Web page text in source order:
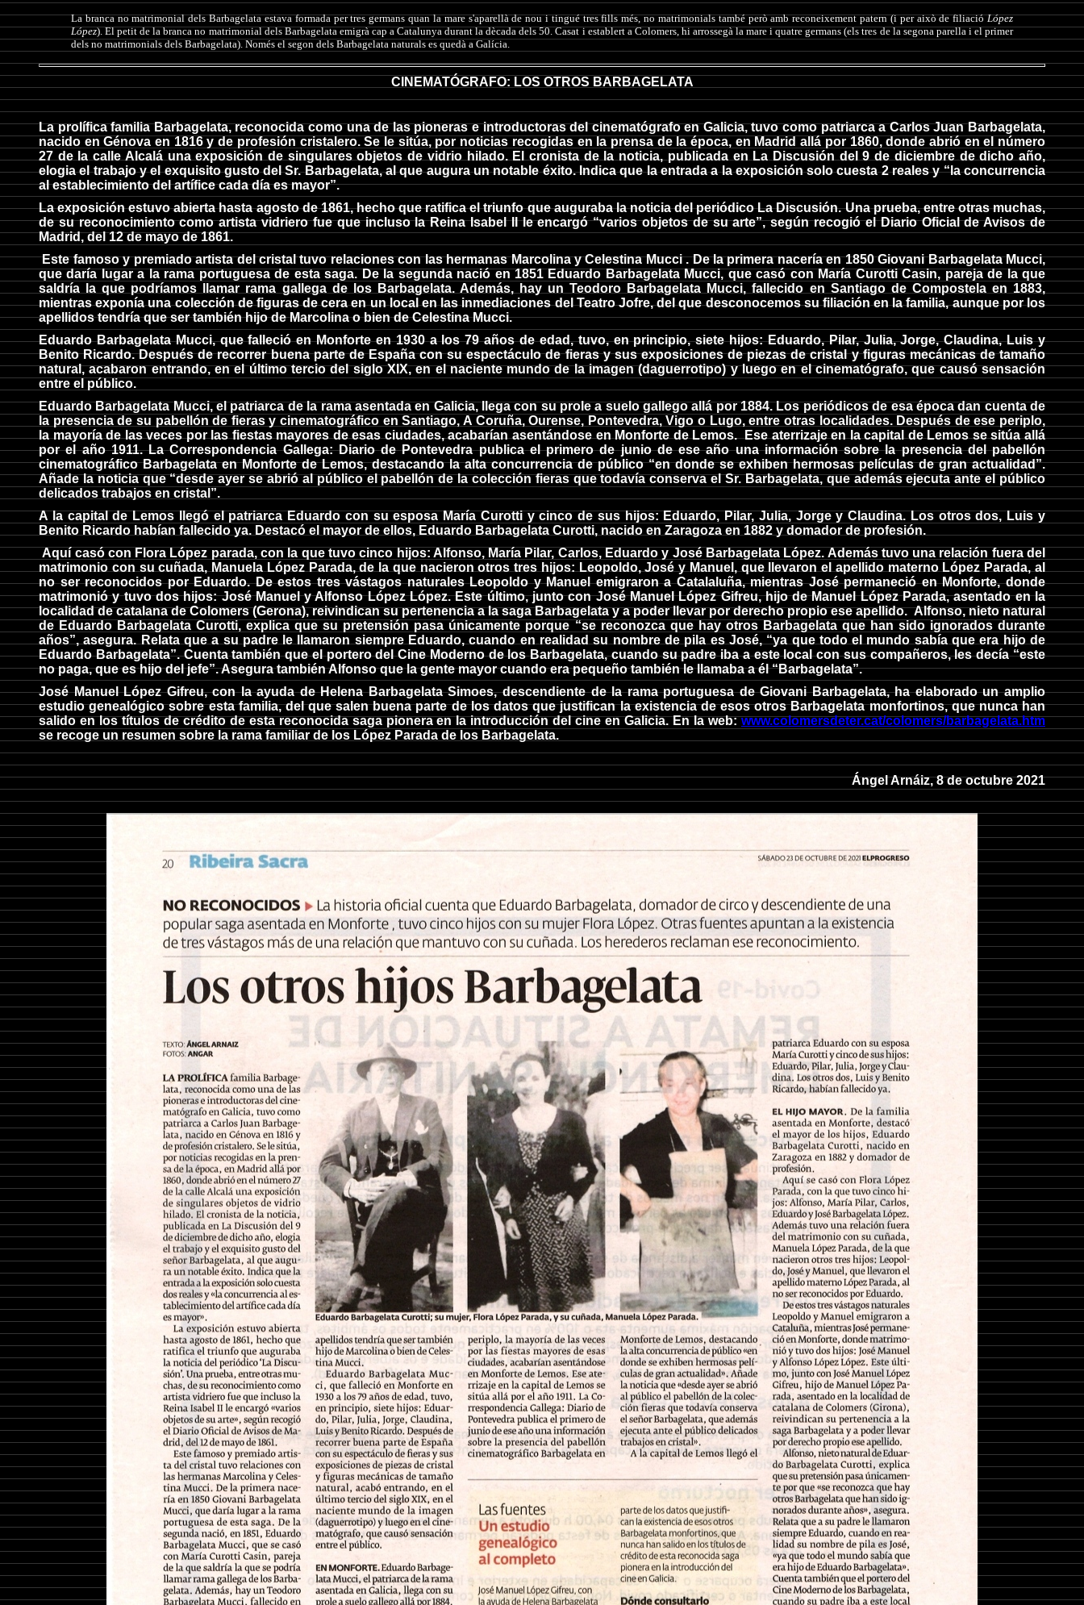
La branca no matrimonial dels Barbagelata estava formada per tres germans quan la mare s'aparellà de nou i tingué tres fills més, no matrimonials també però amb reconeixement patern (i per això de filiacióLópez
López). El petit de la branca no matrimonial dels Barbagelata emigrà cap a Catalunya durant la dècada dels 50. Casat i establert a Colomers, hi arrossegà la mare i quatre germans (els tres de la segona parella i el primer
dels no matrimonials dels Barbagelata). Només el segon dels Barbagelata naturals es quedà a Galícia.
CINEMATÓGRAFO: LOS OTROS BARBAGELATA
La prolífica familia Barbagelata, reconocida como una de las pioneras e introductoras del cinematógrafo en Galicia, tuvo como patriarca a Carlos Juan Barbagelata,
nacido en Génova en 1816 y de profesión cristalero. Se le sitúa, por noticias recogidas en la prensa de la época, en Madrid allá por 1860, donde abrió en el número
27 de la calle Alcalá una exposición de singulares objetos de vidrio hilado. El cronista de la noticia, publicada en La Discusión del 9 de diciembre de dicho año,
elogia el trabajo y el exquisito gusto del Sr. Barbagelata, al que augura un notable éxito. Indica que la entrada a la exposición solo cuesta 2 reales y “la concurrencia
al establecimiento del artífice cada día es mayor”.
La exposición estuvo abierta hasta agosto de 1861, hecho que ratifica el triunfo que auguraba la noticia del periódico La Discusión. Una prueba, entre otras muchas,
de su reconocimiento como artista vidriero fue que incluso la Reina Isabel II le encargó “varios objetos de su arte”, según recogió el Diario Oficial de Avisos de
Madrid, del 12 de mayo de 1861.
Este famoso y premiado artista del cristal tuvo relaciones con las hermanas Marcolina y Celestina Mucci . De la primera nacería en 1850 Giovani Barbagelata Mucci,
que daría lugar a la rama portuguesa de esta saga. De la segunda nació en 1851 Eduardo Barbagelata Mucci, que casó con María Curotti Casin, pareja de la que
saldría la que podríamos llamar rama gallega de los Barbagelata. Además, hay un Teodoro Barbagelata Mucci, fallecido en Santiago de Compostela en 1883,
mientras exponía una colección de figuras de cera en un local en las inmediaciones del Teatro Jofre, del que desconocemos su filiación en la familia, aunque por los
apellidos tendría que ser también hijo de Marcolina o bien de Celestina Mucci.
Eduardo Barbagelata Mucci, que falleció en Monforte en 1930 a los 79 años de edad, tuvo, en principio, siete hijos: Eduardo, Pilar, Julia, Jorge, Claudina, Luis y
Benito Ricardo. Después de recorrer buena parte de España con su espectáculo de fieras y sus exposiciones de piezas de cristal y figuras mecánicas de tamaño
natural, acabaron entrando, en el último tercio del siglo XIX, en el naciente mundo de la imagen (daguerrotipo) y luego en el cinematógrafo, que causó sensación
entre el público.
Eduardo Barbagelata Mucci, el patriarca de la rama asentada en Galicia, llega con su prole a suelo gallego allá por 1884. Los periódicos de esa época dan cuenta de
la presencia de su pabellón de fieras y cinematográfico en Santiago, A Coruña, Ourense, Pontevedra, Vigo o Lugo, entre otras localidades. Después de ese periplo,
la mayoría de las veces por las fiestas mayores de esas ciudades, acabarían asentándose en Monforte de Lemos. Ese aterrizaje en la capital de Lemos se sitúa allá
por el año 1911. La Correspondencia Gallega: Diario de Pontevedra publica el primero de junio de ese año una información sobre la presencia del pabellón
cinematográfico Barbagelata en Monforte de Lemos, destacando la alta concurrencia de público “en donde se exhiben hermosas películas de gran actualidad”.
Añade la noticia que “desde ayer se abrió al público el pabellón de la colección fieras que todavía conserva el Sr. Barbagelata, que además ejecuta ante el público
delicados trabajos en cristal”.
A la capital de Lemos llegó el patriarca Eduardo con su esposa María Curotti y cinco de sus hijos: Eduardo, Pilar, Julia, Jorge y Claudina. Los otros dos, Luis y
Benito Ricardo habían fallecido ya. Destacó el mayor de ellos, Eduardo Barbagelata Curotti, nacido en Zaragoza en 1882 y domador de profesión.
Aquí casó con Flora López parada, con la que tuvo cinco hijos: Alfonso, María Pilar, Carlos, Eduardo y José Barbagelata López. Además tuvo una relación fuera del
matrimonio con su cuñada, Manuela López Parada, de la que nacieron otros tres hijos: Leopoldo, José y Manuel, que llevaron el apellido materno López Parada, al
no ser reconocidos por Eduardo. De estos tres vástagos naturales Leopoldo y Manuel emigraron a Catalaluña, mientras José permaneció en Monforte, donde
matrimonió y tuvo dos hijos: José Manuel y Alfonso López López. Este último, junto con José Manuel López Gifreu, hijo de Manuel López Parada, asentado en la
localidad de catalana de Colomers (Gerona), reivindican su pertenencia a la saga Barbagelata y a poder llevar por derecho propio ese apellido. Alfonso, nieto natural
de Eduardo Barbagelata Curotti, explica que su pretensión pasa únicamente porque “se reconozca que hay otros Barbagelata que han sido ignorados durante
años”, asegura. Relata que a su padre le llamaron siempre Eduardo, cuando en realidad su nombre de pila es José, “ya que todo el mundo sabía que era hijo de
Eduardo Barbagelata”. Cuenta también que el portero del Cine Moderno de los Barbagelata, cuando su padre iba a este local con sus compañeros, les decía “este
no paga, que es hijo del jefe”. Asegura también Alfonso que la gente mayor cuando era pequeño también le llamaba a él “Barbagelata”.
José Manuel López Gifreu, con la ayuda de Helena Barbagelata Simoes, descendiente de la rama portuguesa de Giovani Barbagelata, ha elaborado un amplio
estudio genealógico sobre esta familia, del que salen buena parte de los datos que justifican la existencia de esos otros Barbagelata monfortinos, que nunca han
salido en los títulos de crédito de esta reconocida saga pionera en la introducción del cine en Galicia. En la web:www.colomersdeter.cat/colomers/barbagelata.htm
se recoge un resumen sobre la rama familiar de los López Parada de los Barbagelata.
Ángel Arnáiz, 8 de octubre 2021